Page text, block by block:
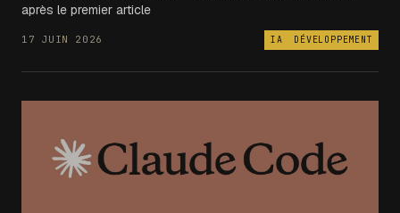
après le premier article
17 JUIN 2026 IA DÉVELOPPEMENT